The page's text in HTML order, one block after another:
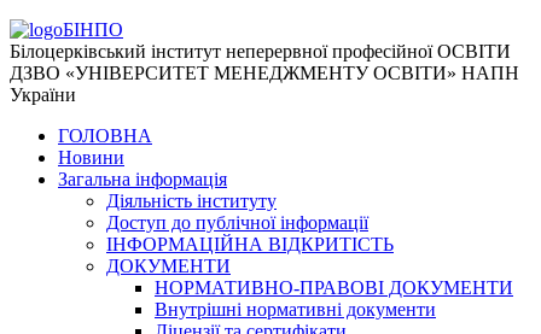
БІНПО
Білоцерківський інститут неперервної професійної ОСВІТИ
ДЗВО «УНІВЕРСИТЕТ МЕНЕДЖМЕНТУ ОСВІТИ» НАПН
України
ГОЛОВНА
Новини
Загальна інформація
Діяльність інституту
Доступ до публічної інформації
ІНФОРМАЦІЙНА ВІДКРИТІСТЬ
ДОКУМЕНТИ
НОРМАТИВНО-ПРАВОВІ ДОКУМЕНТИ
Внутрішні нормативні документи